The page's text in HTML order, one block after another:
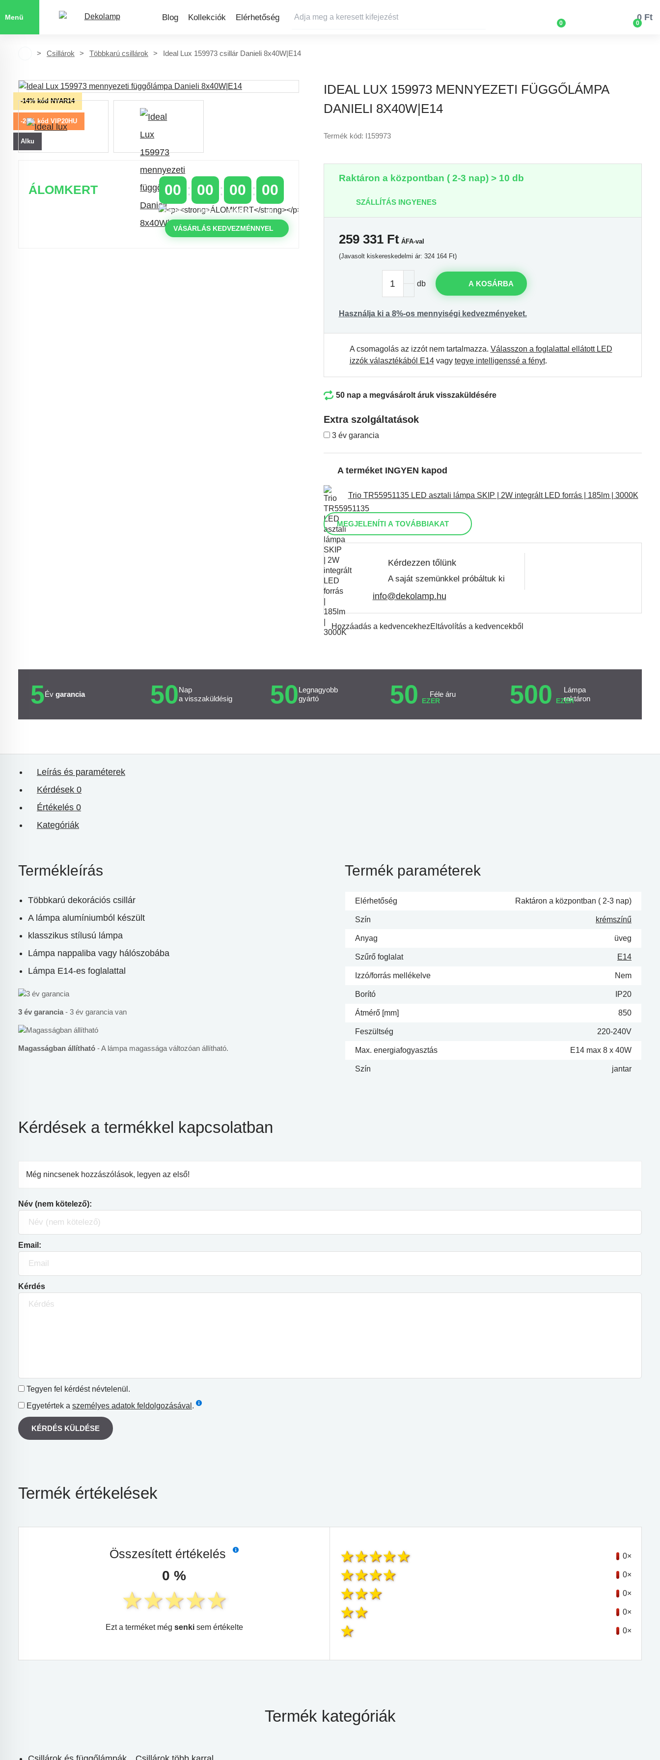
Menü Blog Kollekciók Elérhetőség
0 0
0 Ft
Csillárok Többkarú csillárok Ideal Lux 159973 csillár Danieli 8x40W|E14
IDEAL LUX 159973 MENNYEZETI FÜGGŐLÁMPA
DANIELI 8X40W|E14
-14% kód NYAR14
-20% kód VIP20HU
Alku
ÁLOMKERT 00
NAPOK
00
ÓRÁK
00
PERCEK
00
MP
VÁSÁRLÁS KEDVEZMÉNNYEL
Termék kód: I159973
Raktáron a központban ( 2-3 nap) > 10 db
SZÁLLÍTÁS INGYENES
259 331FtÁFA-val
(Javasolt kiskereskedelmi ár: 324 164 Ft)
db A KOSÁRBA
Használja ki a 8%-os mennyiségi kedvezményeket.
A csomagolás az izzót nem tartalmazza. Válasszon a foglalattal ellátott LED
izzók választékából E14vagy tegye intelligenssé a fényt.
50 nap a megvásárolt áruk visszaküldésére
Extra szolgáltatások
3 év garancia
A terméket INGYEN kapod
Trio TR55951135 LED asztali lámpa SKIP | 2W integrált LED forrás | 185lm | 3000K
MEGJELENÍTI A TOVÁBBIAKAT
Kérdezzen tőlünk
A saját szemünkkel próbáltuk ki
info@dekolamp.hu
Hozzáadás a kedvencekhezEltávolítás a kedvencekből
5Év garancia 50Nap
a visszaküldésig
50Legnagyobb
gyártó
50 EZER
Féle áru 500 EZER
Lámpa
raktáron
Leírás és paraméterek
Kérdések 0
Értékelés 0
Kategóriák
Termékleírás
Többkarú dekorációs csillár
A lámpa alumíniumból készült
klasszikus stílusú lámpa
Lámpa nappaliba vagy hálószobába
Lámpa E14-es foglalattal
3 év garancia - 3 év garancia van
Magasságban állítható - A lámpa magassága változóan állítható.
Termék paraméterek
Elérhetőség Raktáron a központban ( 2-3 nap)
Szín krémszínű
Anyag üveg
Szűrő foglalat E14
Izzó/forrás mellékelve Nem
Borító IP20
Átmérő [mm] 850
Feszültség 220-240V
Max. energiafogyasztás E14 max 8 x 40W
Szín jantar
Kérdések a termékkel kapcsolatban
Még nincsenek hozzászólások, legyen az első!
Név (nem kötelező):
Email:
Kérdés
Tegyen fel kérdést névtelenül.
Egyetértek a személyes adatok feldolgozásával .
KÉRDÉS KÜLDÉSE
Termék értékelések
Összesített értékelés
0 %
Ezt a terméket még senkisem értékelte
0×
0×
0×
0×
0×
Termék kategóriák